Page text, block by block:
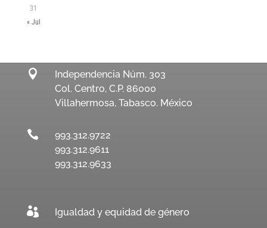
31
« Jul

Independencia Núm. 303
Col. Centro, C.P. 86000
Villahermosa, Tabasco. México

993.312.9722
993.312.9611
993.312.9633
 Igualdad y equidad de género